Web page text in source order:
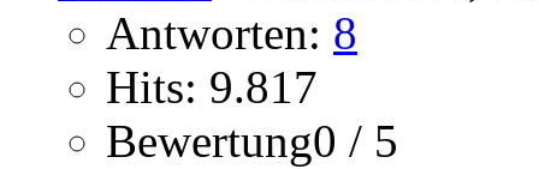
Antworten: 8
Hits: 9.817
Bewertung0 / 5